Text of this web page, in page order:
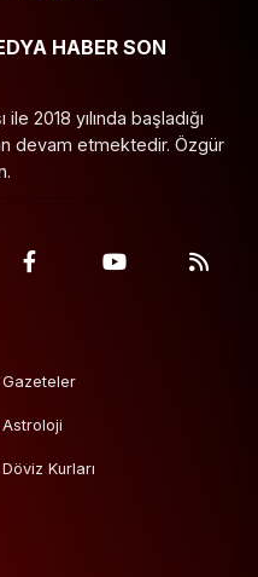
HABER SON
2018 yılında başladığı
devam etmektedir. Özgür
Gazeteler
Astroloji
Döviz Kurları